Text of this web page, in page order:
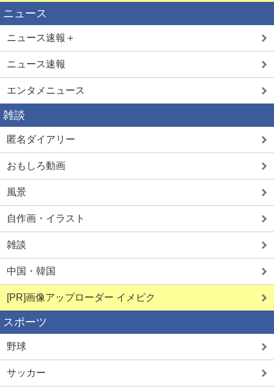
ニュース
ニュース速報＋
ニュース速報
エンタメニュース
雑談
匿名ダイアリー
おもしろ動画
風景
自作画・イラスト
雑談
中国・韓国
[PR]画像アップローダー イメピク
スポーツ
野球
サッカー